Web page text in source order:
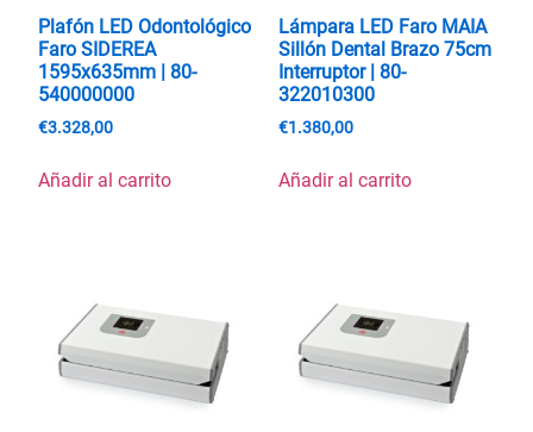
Plafón LED Odontológico
Faro SIDEREA
1595x635mm | 80-
540000000
€3.328,00
Añadir al carrito
Lámpara LED Faro MAIA
Sillón Dental Brazo 75cm
Interruptor | 80-
322010300
€1.380,00
Añadir al carrito